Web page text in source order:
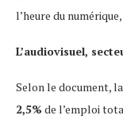
l’heure du
L’audiovisuel,
Selon le document,
2,5% de l’emploi